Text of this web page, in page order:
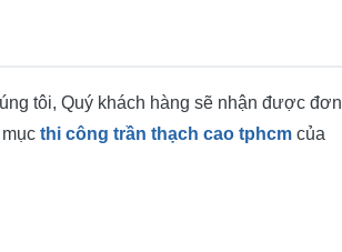
tôi, Quý khách hàng sẽ nhận được đơn
thi công trần thạch cao tphcm của